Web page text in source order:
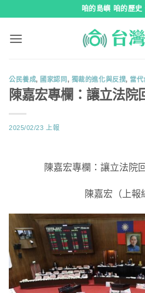
咱的島嶼 咱的歷史
公民養成, 國家認同, 獨裁的進化與反撲, 當代
陳嘉宏專欄：讓立法院
2025/02/23 上報
陳嘉宏專欄：讓立法院
陳嘉宏（上報